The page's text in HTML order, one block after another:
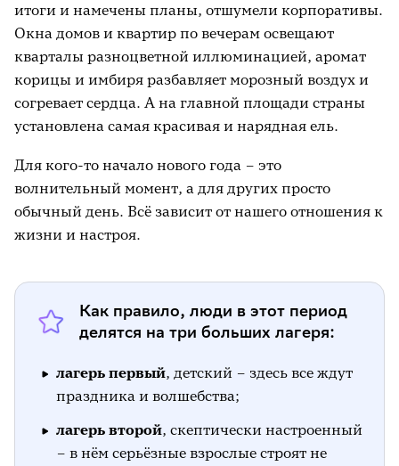
итоги и намечены планы, отшумели корпоративы.
Окна домов и квартир по вечерам освещают
кварталы разноцветной иллюминацией, аромат
корицы и имбиря разбавляет морозный воздух и
согревает сердца. А на главной площади страны
установлена самая красивая и нарядная ель.
Для кого-то начало нового года – это
волнительный момент, а для других просто
обычный день. Всё зависит от нашего отношения к
жизни и настроя.
Как правило, люди в этот период
делятся на три больших лагеря:
лагерь первый, детский – здесь все ждут
праздника и волшебства;
лагерь второй, скептически настроенный
– в нём серьёзные взрослые строят не